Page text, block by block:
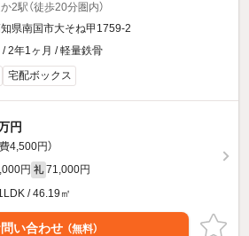
2駅（徒歩20分圏内）
県南国市大そね甲1759-2
/ 2年1ヶ月 / 軽量鉄骨
宅配ボックス
円
4,500円）
円 礼 71,000円
/ 46.19㎡
い合わせ （無料）